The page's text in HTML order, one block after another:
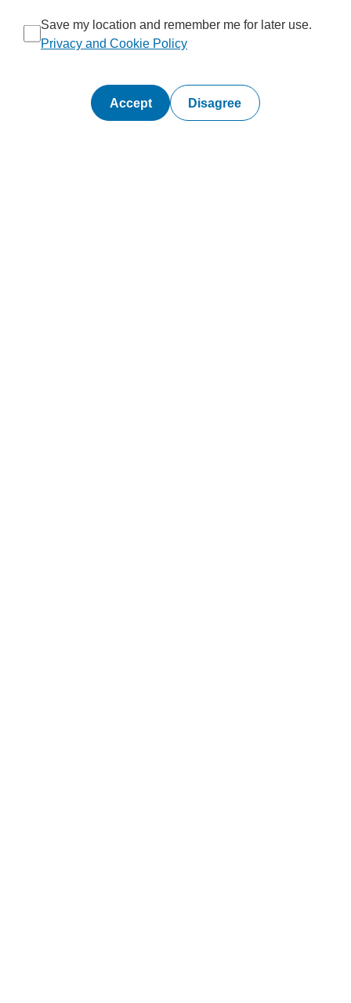
Save my location and remember me for later use.
Privacy and Cookie Policy
Disagree